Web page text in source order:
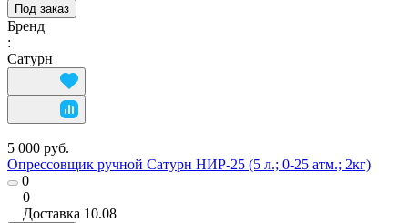
Под заказ
Бренд
:
Сатурн
5 000 руб.
Опрессовщик ручной Сатурн НИР-25 (5 л.; 0-25 атм.; 2кг)
0
0
Доставка 10.08